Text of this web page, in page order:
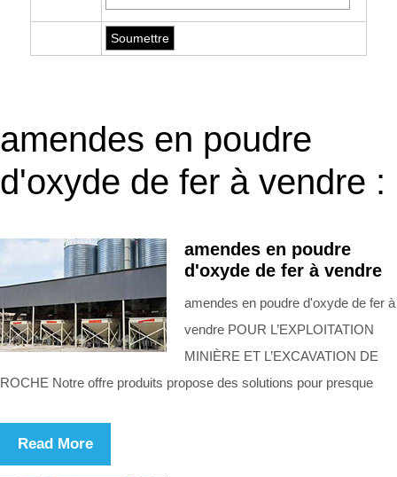
amendes en poudre
d'oxyde de fer à vendre :
amendes en poudre
d'oxyde de fer à vendre
amendes en poudre d'oxyde de fer à
vendre POUR L’EXPLOITATION
MINIÈRE ET L’EXCAVATION DE
ROCHE Notre offre produits propose des solutions pour presque
Read More